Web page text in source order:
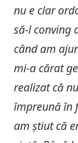
nu e clar
să-l conving
când am
mi-a cărat
realizat că
împreună în
am știut că